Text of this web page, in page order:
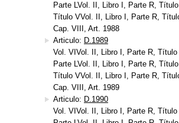
Parte LVol. II, Libro I, Parte R,
Título VVol. II, Libro I, Parte R,
Cap. VIII, Art. 1988
Articulo: D.1989
Vol. VIVol. II, Libro I, Parte R,
Parte LVol. II, Libro I, Parte R,
Título VVol. II, Libro I, Parte R,
Cap. VIII, Art. 1989
Articulo: D.1990
Vol. VIVol. II, Libro I, Parte R,